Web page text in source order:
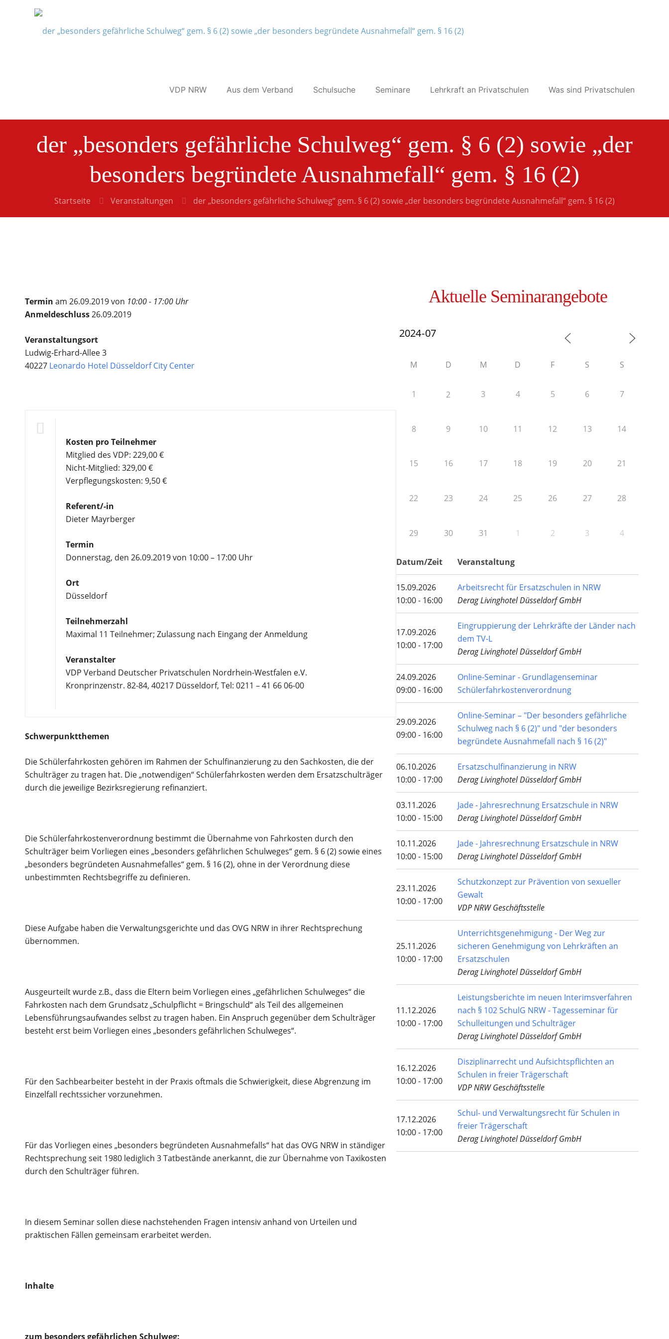
VDP NRW Aus dem Verband Schulsuche Seminare Lehrkraft an Privatschulen Was sind Privatschulen
der „besonders gefährliche Schulweg“ gem. § 6 (2) sowie „der
besonders begründete Ausnahmefall“ gem. § 16 (2)
Startseite Veranstaltungen der „besonders gefährliche Schulweg“ gem. § 6 (2) sowie „der besonders begründete Ausnahmefall“ gem. § 16 (2)
Termin am 26.09.2019 von 10:00 - 17:00 Uhr
Anmeldeschluss26.09.2019
Veranstaltungsort
Ludwig-Erhard-Allee 3
40227 Leonardo Hotel Düsseldorf City Center
Kosten pro Teilnehmer
Mitglied des VDP: 229,00 €
Nicht-Mitglied: 329,00 €
Verpflegungskosten: 9,50 €
Referent/-in
Dieter Mayrberger
Termin
Donnerstag, den 26.09.2019 von 10:00 – 17:00 Uhr
Ort
Düsseldorf
Teilnehmerzahl
Maximal 11 Teilnehmer; Zulassung nach Eingang der Anmeldung
Veranstalter
VDP Verband Deutscher Privatschulen Nordrhein-Westfalen e.V.
Kronprinzenstr. 82-84, 40217 Düsseldorf, Tel: 0211 – 41 66 06-00
Schwerpunktthemen
Die Schülerfahrkosten gehören im Rahmen der Schulfinanzierung zu den Sachkosten, die der
Schulträger zu tragen hat. Die „notwendigen“ Schülerfahrkosten werden dem Ersatzschulträger
durch die jeweilige Bezirksregierung refinanziert.
Die Schülerfahrkostenverordnung bestimmt die Übernahme von Fahrkosten durch den
Schulträger beim Vorliegen eines „besonders gefährlichen Schulweges“ gem. § 6 (2) sowie eines
„besonders begründeten Ausnahmefalles“ gem. § 16 (2), ohne in der Verordnung diese
unbestimmten Rechtsbegriffe zu definieren.
Diese Aufgabe haben die Verwaltungsgerichte und das OVG NRW in ihrer Rechtsprechung
übernommen.
Ausgeurteilt wurde z.B., dass die Eltern beim Vorliegen eines „gefährlichen Schulweges“ die
Fahrkosten nach dem Grundsatz „Schulpflicht = Bringschuld“ als Teil des allgemeinen
Lebensführungsaufwandes selbst zu tragen haben. Ein Anspruch gegenüber dem Schulträger
besteht erst beim Vorliegen eines „besonders gefährlichen Schulweges“.
Für den Sachbearbeiter besteht in der Praxis oftmals die Schwierigkeit, diese Abgrenzung im
Einzelfall rechtssicher vorzunehmen.
Für das Vorliegen eines „besonders begründeten Ausnahmefalls“ hat das OVG NRW in ständiger
Rechtsprechung seit 1980 lediglich 3 Tatbestände anerkannt, die zur Übernahme von Taxikosten
durch den Schulträger führen.
In diesem Seminar sollen diese nachstehenden Fragen intensiv anhand von Urteilen und
praktischen Fällen gemeinsam erarbeitet werden.
Inhalte
zum besonders gefährlichen Schulweg:
Aktuelle Seminarangebote
M D M D F S S
1 2 3 4 5 6 7
8 9 10 11 12 13 14
15 16 17 18 19 20 21
22 23 24 25 26 27 28
29 30 31 1 2 3 4
Datum/Zeit Veranstaltung
15.09.2026
10:00 - 16:00
Arbeitsrecht für Ersatzschulen in NRW
Derag Livinghotel Düsseldorf GmbH
17.09.2026
10:00 - 17:00
Eingruppierung der Lehrkräfte der Länder nach
dem TV-L
Derag Livinghotel Düsseldorf GmbH
24.09.2026
09:00 - 16:00
Online-Seminar - Grundlagenseminar
Schülerfahrkostenverordnung
29.09.2026
09:00 - 16:00
Online-Seminar – "Der besonders gefährliche
Schulweg nach § 6 (2)" und "der besonders
begründete Ausnahmefall nach § 16 (2)"
06.10.2026
10:00 - 17:00
Ersatzschulfinanzierung in NRW
Derag Livinghotel Düsseldorf GmbH
03.11.2026
10:00 - 15:00
Jade - Jahresrechnung Ersatzschule in NRW
Derag Livinghotel Düsseldorf GmbH
10.11.2026
10:00 - 15:00
Jade - Jahresrechnung Ersatzschule in NRW
Derag Livinghotel Düsseldorf GmbH
23.11.2026
10:00 - 17:00
Schutzkonzept zur Prävention von sexueller
Gewalt
VDP NRW Geschäftsstelle
25.11.2026
10:00 - 17:00
Unterrichtsgenehmigung - Der Weg zur
sicheren Genehmigung von Lehrkräften an
Ersatzschulen
Derag Livinghotel Düsseldorf GmbH
11.12.2026
10:00 - 17:00
Leistungsberichte im neuen Interimsverfahren
nach § 102 SchulG NRW - Tagesseminar für
Schulleitungen und Schulträger
Derag Livinghotel Düsseldorf GmbH
16.12.2026
10:00 - 17:00
Disziplinarrecht und Aufsichtspflichten an
Schulen in freier Trägerschaft
VDP NRW Geschäftsstelle
17.12.2026
10:00 - 17:00
Schul- und Verwaltungsrecht für Schulen in
freier Trägerschaft
Derag Livinghotel Düsseldorf GmbH